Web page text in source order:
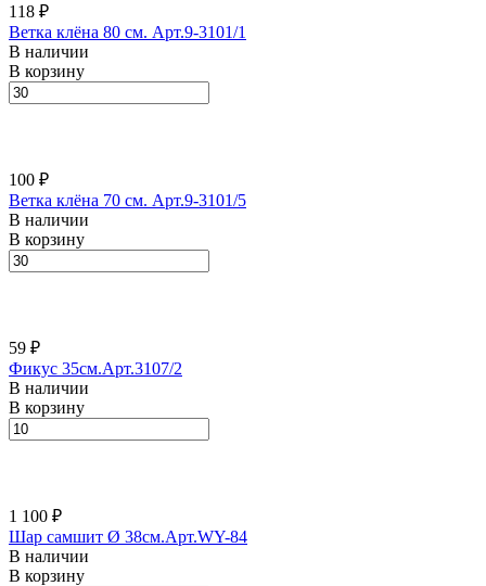
118 ₽
Ветка клёна 80 см. Арт.9-3101/1
В наличии
В корзину
100 ₽
Ветка клёна 70 см. Арт.9-3101/5
В наличии
В корзину
59 ₽
Фикус 35см.Арт.3107/2
В наличии
В корзину
1 100 ₽
Шар самшит Ø 38см.Арт.WY-84
В наличии
В корзину